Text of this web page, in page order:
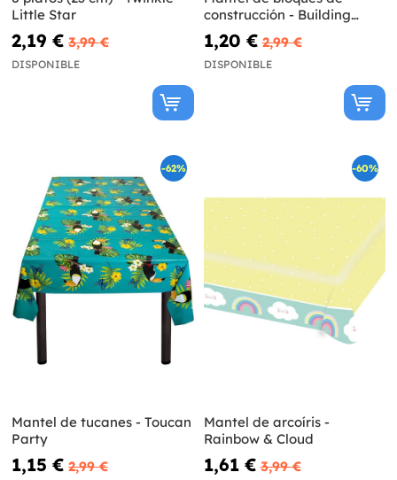
Little Star
2,19 € 3,99 €
DISPONIBLE
construcción - Building
Blocks party
1,20 € 2,99 €
DISPONIBLE
-62%
Mantel de tucanes - Toucan
Party
1,15 € 2,99 €
-60%
Mantel de arcoíris -
Rainbow & Cloud
1,61 € 3,99 €